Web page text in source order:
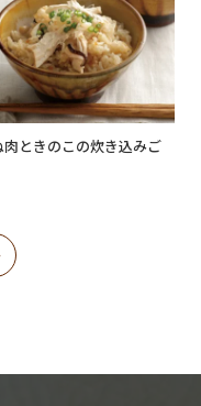
肉ときのこの炊き込みご